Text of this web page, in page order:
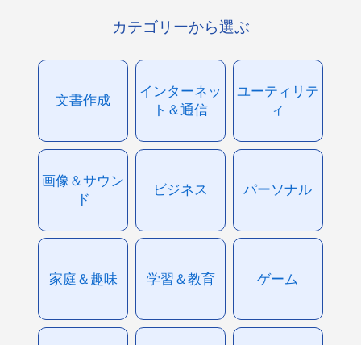
カテゴリーから選ぶ
文書作成
インターネッ
ト＆通信
ユーティリテ
ィ
画像＆サウン
ド
ビジネス パーソナル
家庭＆趣味 学習＆教育 ゲーム